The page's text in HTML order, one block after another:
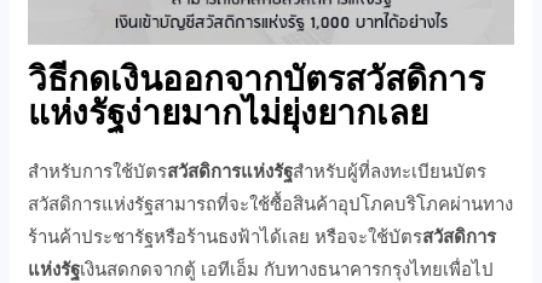
วิธีกดเงินออกจากบัตรสวัสดิการ
แห่งรัฐง่ายมากไม่ยุ่งยากเลย
สำหรับการใช้บัตรสวัสดิการแห่งรัฐสำหรับผู้ที่ลงทะเบียนบัตร
สวัสดิการแห่งรัฐสามารถที่จะใช้ซื้อสินค้าอุปโภคบริโภคผ่านทาง
ร้านค้าประชารัฐหรือร้านธงฟ้าได้เลย หรือจะใช้บัตรสวัสดิการ
แห่งรัฐเงินสดกดจากตู้ เอทีเอ็ม กับทางธนาคารกรุงไทยเพื่อไป